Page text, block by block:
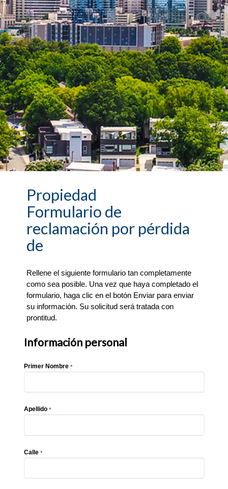
Propiedad
Formulario de
reclamación por pérdida
de
Rellene el siguiente formulario tan completamente
como sea posible. Una vez que haya completado el
formulario, haga clic en el botón Enviar para enviar
su información. Su solicitud será tratada con
prontitud.
Información personal
Primer Nombre *
Apellido*
Calle*